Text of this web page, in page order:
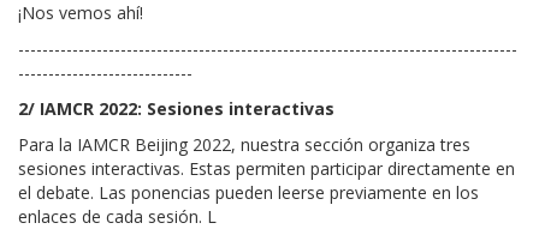
¡Nos vemos ahí!
-----------------------------------------------------------------------------------
-----------------------------
2/ IAMCR 2022: Sesiones interactivas
Para la IAMCR Beijing 2022, nuestra sección organiza tres
sesiones interactivas. Estas permiten participar directamente en
el debate. Las ponencias pueden leerse previamente en los
enlaces de cada sesión. L